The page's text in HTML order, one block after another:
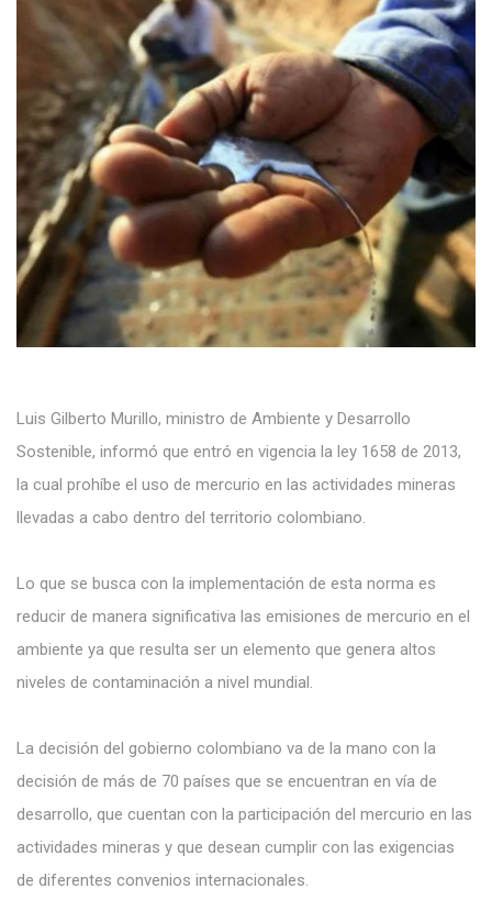
Luis Gilberto Murillo, ministro de Ambiente y Desarrollo
Sostenible, informó que entró en vigencia la ley 1658 de 2013,
la cual prohíbe el uso de mercurio en las actividades mineras
llevadas a cabo dentro del territorio colombiano.
Lo que se busca con la implementación de esta norma es
reducir de manera significativa las emisiones de mercurio en el
ambiente ya que resulta ser un elemento que genera altos
niveles de contaminación a nivel mundial.
La decisión del gobierno colombiano va de la mano con la
decisión de más de 70 países que se encuentran en vía de
desarrollo, que cuentan con la participación del mercurio en las
actividades mineras y que desean cumplir con las exigencias
de diferentes convenios internacionales.